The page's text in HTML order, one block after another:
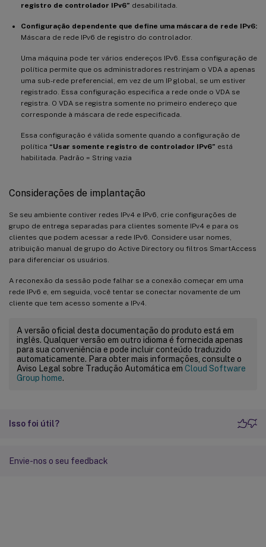
registro de controlador IPv6” desabilitada.
Configuração dependente que define uma máscara de rede IPv6:
Máscara de rede IPv6 de registro do controlador.
Uma máquina pode ter vários endereços IPv6. Essa configuração de
política permite que os administradores restrinjam o VDA a apenas
uma sub-rede preferencial, em vez de um IP global, se um estiver
registrado. Essa configuração especifica a rede onde o VDA se
registra. O VDA se registra somente no primeiro endereço que
corresponde à máscara de rede especificada.
Essa configuração é válida somente quando a configuração de
política “Usar somente registro de controlador IPv6” está
habilitada. Padrão = String vazia
Considerações de implantação
Se seu ambiente contiver redes IPv4 e IPv6, crie configurações de
grupo de entrega separadas para clientes somente IPv4 e para os
clientes que podem acessar a rede IPv6. Considere usar nomes,
atribuição manual de grupo do Active Directory ou filtros SmartAccess
para diferenciar os usuários.
A reconexão da sessão pode falhar se a conexão começar em uma
rede IPv6 e, em seguida, você tentar se conectar novamente de um
cliente que tem acesso somente a IPv4.
A versão oficial desta documentação do produto está em
inglês. Qualquer versão em outro idioma é fornecida apenas
para sua conveniência e pode incluir conteúdo traduzido
automaticamente. Para obter mais informações, consulte o
Aviso Legal sobre Tradução Automática em Cloud Software
Group home.
Isso foi útil?
Envie-nos o seu feedback